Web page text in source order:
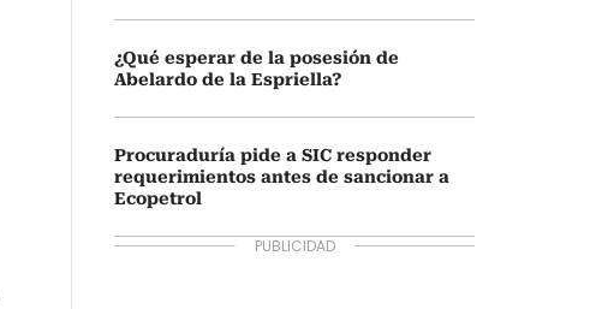
¿Qué esperar de la posesión de
Abelardo de la Espriella?
Procuraduría pide a SIC responder
requerimientos antes de sancionar a
Ecopetrol